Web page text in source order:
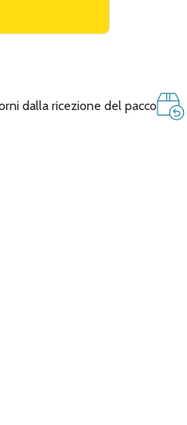
dalla ricezione del pacco